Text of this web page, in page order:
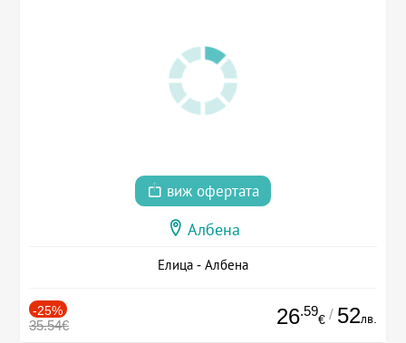
виж офертата
Албена
Елица - Албена
-25%
35.54€ 26.59
€ / 52лв.